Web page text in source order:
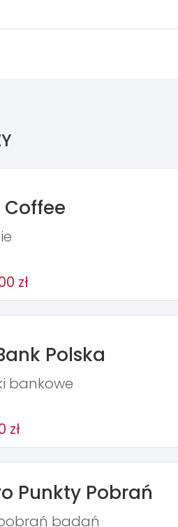
zł
Polska
bankowe
zł
Punkty Pobrań
badań